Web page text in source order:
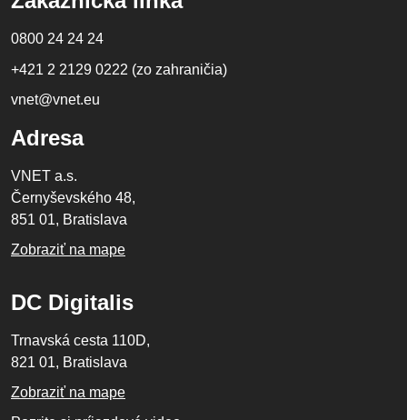
0800 24 24 24
+421 2 2129 0222 (zo zahraničia)
vnet@vnet.eu
Adresa
VNET a.s.
Černyševského 48,
851 01, Bratislava
Zobraziť na mape
DC Digitalis
Trnavská cesta 110D,
821 01, Bratislava
Zobraziť na mape